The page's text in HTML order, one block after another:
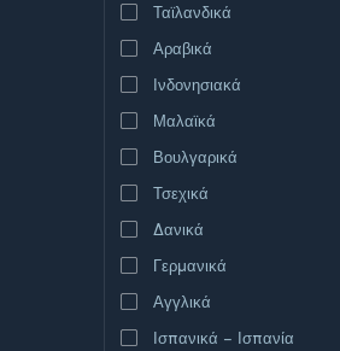
Ταϊλανδικά
Αραβικά
Ινδονησιακά
Μαλαϊκά
Βουλγαρικά
Τσεχικά
Δανικά
Γερμανικά
Αγγλικά
Ισπανικά – Ισπανία